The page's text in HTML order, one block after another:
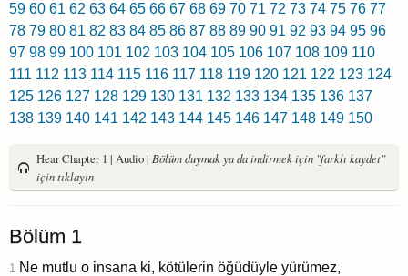
59 60 61 62 63 64 65 66 67 68 69 70 71 72 73 74 75 76 77
78 79 80 81 82 83 84 85 86 87 88 89 90 91 92 93 94 95 96
97 98 99 100 101 102 103 104 105 106 107 108 109 110
111 112 113 114 115 116 117 118 119 120 121 122 123 124
125 126 127 128 129 130 131 132 133 134 135 136 137
138 139 140 141 142 143 144 145 146 147 148 149 150
Hear Chapter 1 | Audio | Bölüm duymak ya da indirmek için "farklı kaydet"
için tıklayın
Bölüm 1
1 Ne mutlu o insana ki, kötülerin öğüdüyle yürümez,